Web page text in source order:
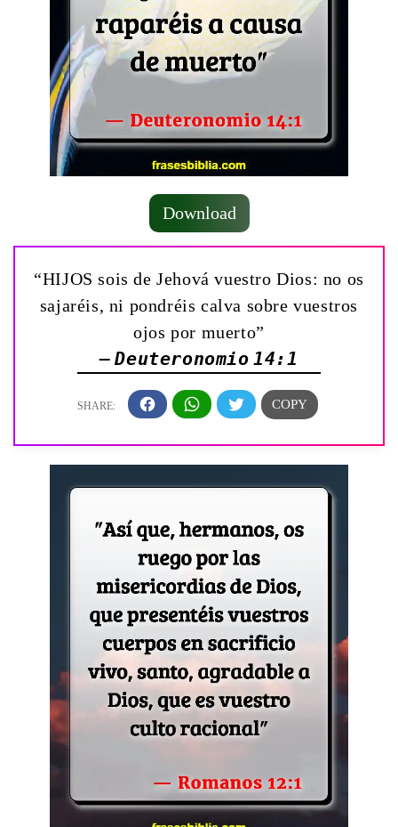
Download
“HIJOS sois de Jehová vuestro Dios: no os
sajaréis, ni pondréis calva sobre vuestros
ojos por muerto”
— Deuteronomio 14:1